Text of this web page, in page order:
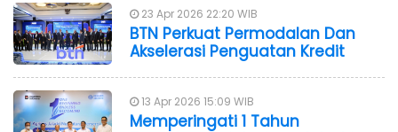
23 Apr 2026 22:20 WIB
BTN Perkuat Permodalan Dan
Akselerasi Penguatan Kredit
13 Apr 2026 15:09 WIB
Memperingati 1 Tahun